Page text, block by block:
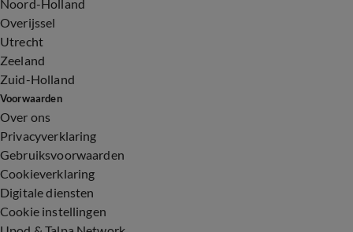
Noord-Holland
Overijssel
Utrecht
Zeeland
Zuid-Holland
Voorwaarden
Over ons
Privacyverklaring
Gebruiksvoorwaarden
Cookieverklaring
Digitale diensten
Cookie instellingen